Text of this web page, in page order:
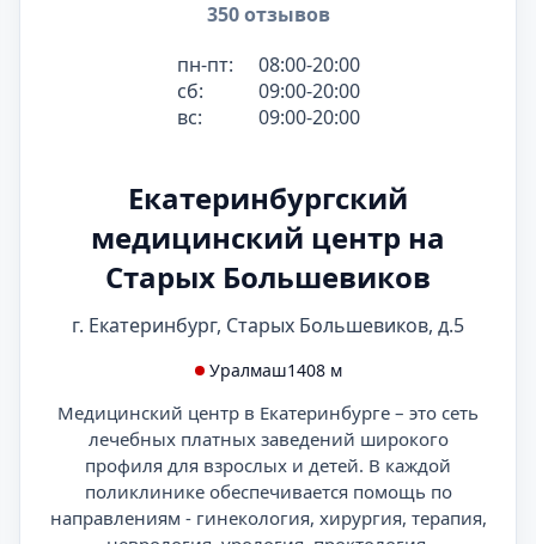
350 отзывов
пн-пт:
08:00-20:00
сб:
09:00-20:00
вс:
09:00-20:00
Екатеринбургский
медицинский центр на
Старых Большевиков
г. Екатеринбург, Старых Большевиков, д.5
Уралмаш1408 м
Медицинский центр в Екатеринбурге – это сеть
лечебных платных заведений широкого
профиля для взрослых и детей. В каждой
поликлинике обеспечивается помощь по
направлениям - гинекология, хирургия, терапия,